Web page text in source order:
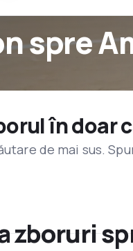
spre
în doar
de mai sus.
zboruri